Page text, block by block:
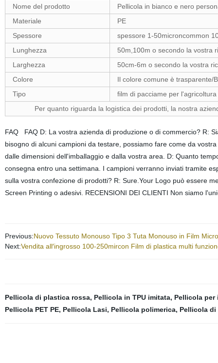
Nome del prodotto
Pellicola in bianco e nero
Materiale
PE
Spessore
spessore 1-50microncommon
Lunghezza
50m,100m o secondo la vostra
Larghezza
50cm-6m o secondo la vostra
Colore
Il colore comune è
Tipo
film di pacciame per
Per quanto riguarda la logistica dei prodotti, la nostra
FAQ FAQ D: La vostra azienda di produzione o di commercio? R:
bisogno di alcuni campioni da testare, possiamo fare come da
dalle dimensioni dell'imballaggio e dalla vostra area. D: Quanto
consegna entro una settimana. I campioni verranno inviati tramite
sulla vostra confezione di prodotti? R: Sure.Your Logo può essere
Screen Printing o adesivi. RECENSIONI DEI CLIENTI Non siamo
Previous:Nuovo Tessuto Monouso Tipo 3 Tuta Monouso in Film
Next:Vendita all′ingrosso 100-250mircon Film di plastica multi
Pellicola di plastica rossa, Pellicola in TPU imitata, Pellicola per
Pellicola PET PE, Pellicola Lasi, Pellicola polimerica, Pellicola